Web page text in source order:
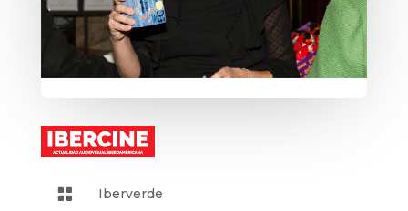
 Iberverde